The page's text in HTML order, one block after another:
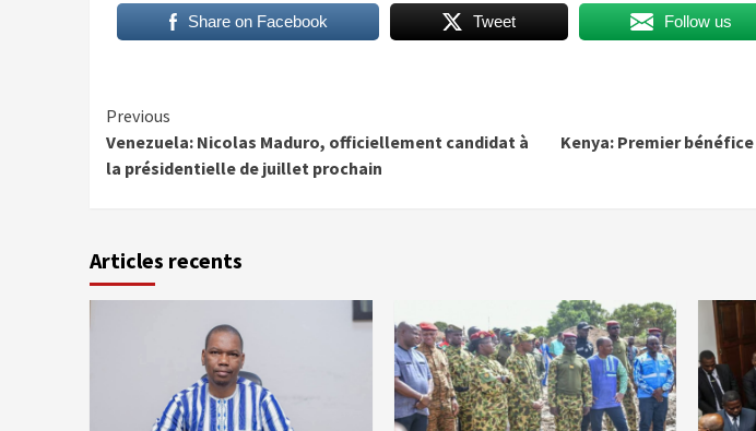
Share on Facebook Tweet Follow us
Continue
Reading
Previous
Venezuela: Nicolas Maduro, officiellement candidat à
la présidentielle de juillet prochain
Kenya: Premier
Articles recents